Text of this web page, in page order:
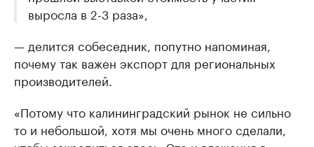
выросла в 2-3 раза»,
— делится собеседник, попутно напоминая,
почему так важен экспорт для региональных
производителей.
«Потому что калининградский рынок не сильно
то и небольшой, хотя мы очень много сделали,